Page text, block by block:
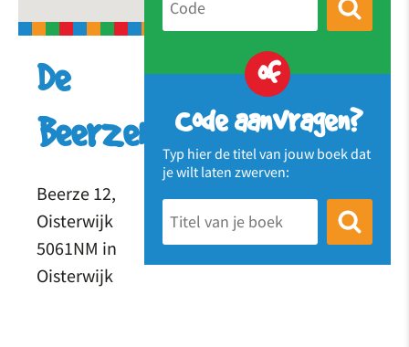
of
Code aanvragen?
Typ hier de titel van jouw boek dat
je wilt laten zwerven:
De
Beerzehopper
Beerze 12,
Oisterwijk
5061NM in
Oisterwijk